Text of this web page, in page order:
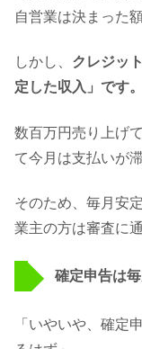
自営業は決まった
しかし、 クレジッ
定した収入」です。
数百万円売り上げ
て今月は支払いが
そのため、毎月安
業主の方は審査に
確定申告は
「いやいや、確定